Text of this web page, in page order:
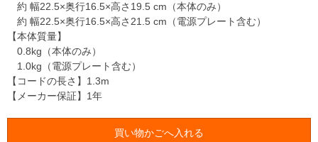
約 幅22.5×奥行16.5×高さ19.5 cm（本体のみ）
約 幅22.5×奥行16.5×高さ21.5 cm（電源プレート含む）
【本体質量】
0.8kg（本体のみ）
1.0kg（電源プレート含む）
【コードの長さ】1.3m
【メーカー保証】1年